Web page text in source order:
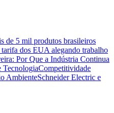
de 5 mil produtos brasileiros
dos EUA alegando trabalho
Por Que a Indústria Continua
TecnologiaCompetitividade
AmbienteSchneider Electric e